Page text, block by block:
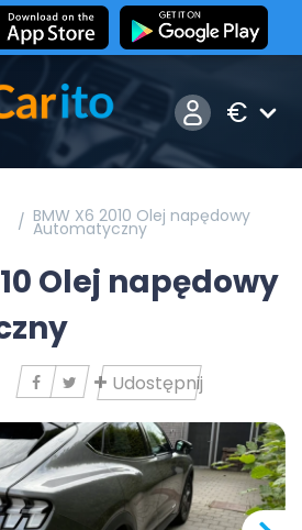
€
BMW X6 2010 Olej napędowy
Automatyczny
Olej napędowy
Udostępnij